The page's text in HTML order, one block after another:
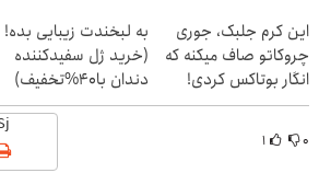
این کرم جلبک، جوری
چروکاتو صاف میکنه که
انگار بوتاکس کردی!
(تخفیف ویژه)
به لبخندت زیبایی بده!
(خرید ژل سفیدکننده
دندان با40%تخفیف)
۰ ۱